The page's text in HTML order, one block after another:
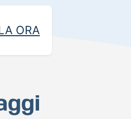
ORA